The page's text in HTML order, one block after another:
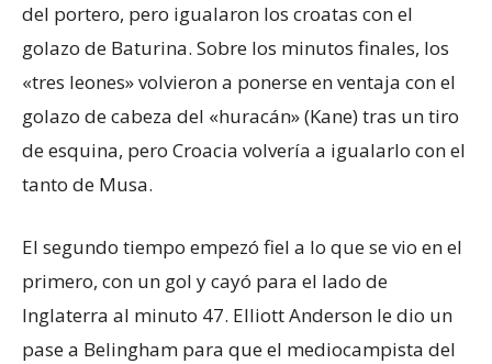
del portero, pero igualaron los croatas con el
golazo de Baturina. Sobre los minutos finales, los
«tres leones» volvieron a ponerse en ventaja con el
golazo de cabeza del «huracán» (Kane) tras un tiro
de esquina, pero Croacia volvería a igualarlo con el
tanto de Musa.
El segundo tiempo empezó fiel a lo que se vio en el
primero, con un gol y cayó para el lado de
Inglaterra al minuto 47. Elliott Anderson le dio un
pase a Belingham para que el mediocampista del